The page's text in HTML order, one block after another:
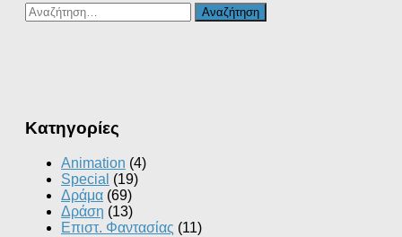
Αναζήτηση
για:
Kατηγορίες
Animation (4)
Special (19)
Δράμα (69)
Δράση (13)
Επιστ. Φαντασίας (11)